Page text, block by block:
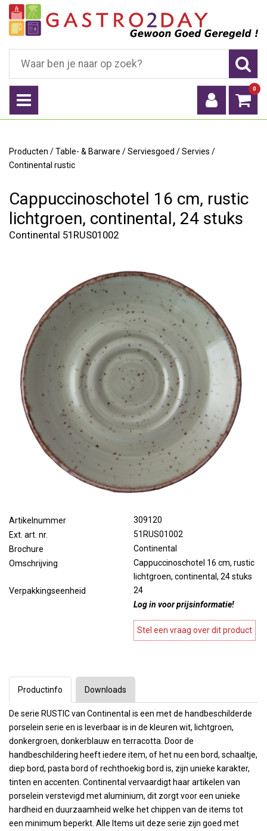
0
Producten /Table- & Barware /Serviesgoed /Servies /
Continental rustic
Cappuccinoschotel 16 cm, rustic
lichtgroen, continental, 24 stuks
Continental 51RUS01002
Artikelnummer
309120
Ext. art. nr.
51RUS01002
Brochure
Continental
Omschrijving
Cappuccinoschotel 16 cm, rustic
lichtgroen, continental, 24 stuks
Verpakkingseenheid
24
Log in voor prijsinformatie!
Stel een vraag over dit product
Productinfo
De serie RUSTIC van Continental is een met de handbeschilderde
porselein serie en is leverbaar is in de kleuren wit, lichtgroen,
donkergroen, donkerblauw en terracotta. Door de
handbeschildering heeft iedere item, of het nu een bord, schaaltje,
diep bord, pasta bord of rechthoekig bord is, zijn unieke karakter,
tinten en accenten. Continental vervaardigt haar artikelen van
porselein verstevigd met aluminium, dit zorgt voor een unieke
hardheid en duurzaamheid welke het chippen van de items tot
een minimum beperkt. Alle Items uit deze serie zijn goed met
Downloads